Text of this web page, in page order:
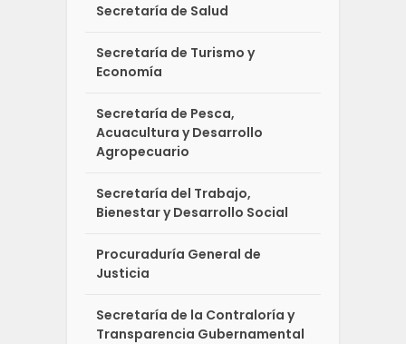
Secretaría de Salud
Secretaría de Turismo y
Economía
Secretaría de Pesca,
Acuacultura y Desarrollo
Agropecuario
Secretaría del Trabajo,
Bienestar y Desarrollo Social
Procuraduría General de
Justicia
Secretaría de la Contraloría y
Transparencia Gubernamental